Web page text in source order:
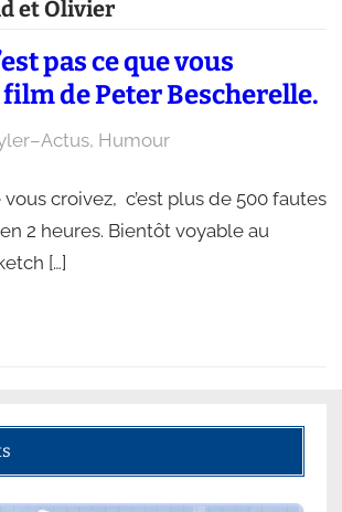
et Olivier
pas ce que vous
de Peter Bescherelle.
–Actus, Humour
vous croivez, c’est plus de 500 fautes
2 heures. Bientôt voyable au
[…]